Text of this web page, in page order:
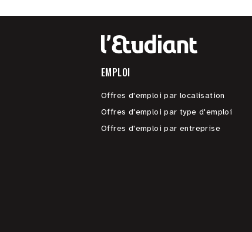
EMPLOI
Offres d'emploi par localisation
Offres d'emploi par type d'emploi
Offres d'emploi par entreprise